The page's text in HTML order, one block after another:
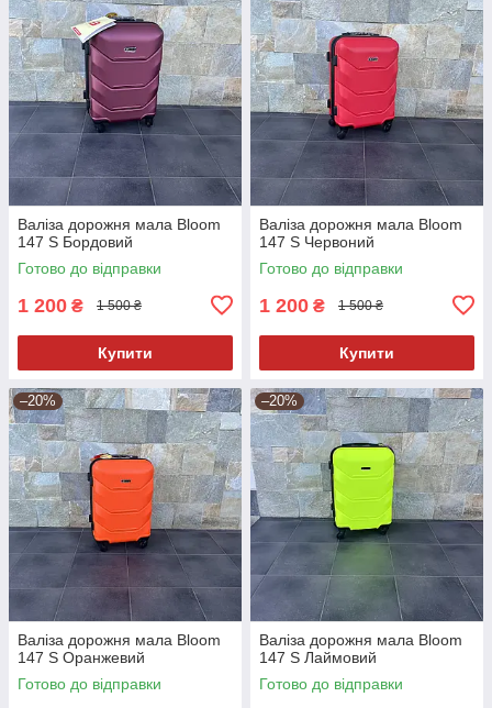
Валіза дорожня мала Bloom
147 S Бордовий
Готово до відправки
1 200 ₴ 1 500 ₴
Купити
Валіза дорожня мала Bloom
147 S Червоний
Готово до відправки
1 200 ₴ 1 500 ₴
Купити
–20%
Валіза дорожня мала Bloom
147 S Оранжевий
Готово до відправки
–20%
Валіза дорожня мала Bloom
147 S Лаймовий
Готово до відправки